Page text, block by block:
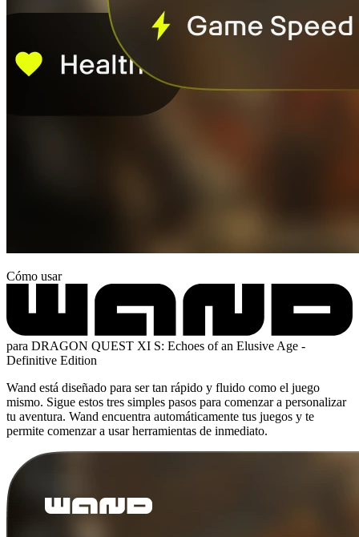
Cómo usar
para DRAGON QUEST XI S: Echoes of an Elusive Age -
Definitive Edition
Wand está diseñado para ser tan rápido y fluido como el juego
mismo. Sigue estos tres simples pasos para comenzar a personalizar
tu aventura. Wand encuentra automáticamente tus juegos y te
permite comenzar a usar herramientas de inmediato.